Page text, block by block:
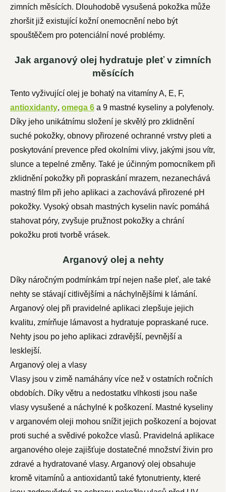
zimních měsících. Dlouhodobě vysušená pokožka může
zhoršit již existující kožní onemocnění nebo být
spouštěčem pro potenciální nové problémy.
Jak arganový olej hydratuje pleť v zimních
měsících
Tento vyživující olej je bohatý na vitamíny A, E, F,
antioxidanty, omega 6 a 9 mastné kyseliny a polyfenoly.
Díky jeho unikátnímu složení je skvělý pro zklidnění
suché pokožky, obnovy přirozené ochranné vrstvy pleti a
poskytování prevence před okolními vlivy, jakými jsou vítr,
slunce a tepelné změny. Také je účinným pomocníkem při
zklidnění pokožky při popraskání mrazem, nezanechává
mastný film při jeho aplikaci a zachovává přirozené pH
pokožky. Vysoký obsah mastných kyselin navíc pomáhá
stahovat póry, zvyšuje pružnost pokožky a chrání
pokožku proti tvorbě vrásek.
Arganový olej a nehty
Díky náročným podmínkám trpí nejen naše pleť, ale také
nehty se stávají citlivějšími a náchylnějšími k lámání.
Arganový olej při pravidelné aplikaci zlepšuje jejich
kvalitu, zmírňuje lámavost a hydratuje popraskané ruce.
Nehty jsou po jeho aplikaci zdravější, pevnější a
lesklejší.
Arganový olej a vlasy
Vlasy jsou v zimě namáhány více než v ostatních ročních
obdobích. Díky větru a nedostatku vlhkosti jsou naše
vlasy vysušené a náchylné k poškození. Mastné kyseliny
v arganovém oleji mohou snížit jejich poškození a bojovat
proti suché a svědivé pokožce vlasů. Pravidelná aplikace
arganového oleje zajišťuje dostatečné množství živin pro
zdravé a hydratované vlasy. Arganový olej obsahuje
kromě vitamínů a antioxidantů také fytonutrienty, které